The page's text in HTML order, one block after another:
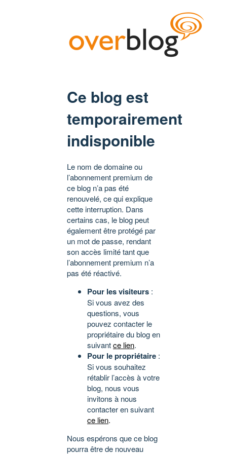
Ce blog est
temporairement
indisponible
Le nom de domaine ou
l’abonnement premium de
ce blog n’a pas été
renouvelé, ce qui explique
cette interruption. Dans
certains cas, le blog peut
également être protégé par
un mot de passe, rendant
son accès limité tant que
l’abonnement premium n’a
pas été réactivé.
Pour les visiteurs :
Si vous avez des
questions, vous
pouvez contacter le
propriétaire du blog en
suivantce lien.
Pour le propriétaire :
Si vous souhaitez
rétablir l’accès à votre
blog, nous vous
invitons à nous
contacter en suivant
ce lien.
Nous espérons que ce blog
pourra être de nouveau